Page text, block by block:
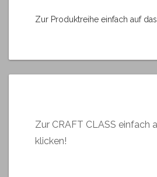
Zur Produktreihe einfach auf
Zur CRAFT CLASS einfach
klicken!